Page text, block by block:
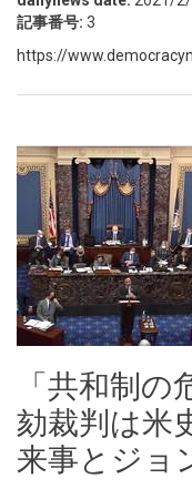
記事番号: 3
https://
「共和制
劾裁判は米
来事とジ